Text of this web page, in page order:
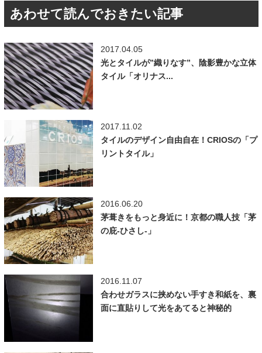
あわせて読んでおきたい記事
2017.04.05
光とタイルが”織りなす”、陰影豊かな立体
タイル「オリナス...
2017.11.02
タイルのデザイン自由自在！CRIOSの「プ
リントタイル」
2016.06.20
茅葺きをもっと身近に！京都の職人技「茅
の庇-ひさし-」
2016.11.07
合わせガラスに挟めない手すき和紙を、裏
面に直貼りして光をあてると神秘的